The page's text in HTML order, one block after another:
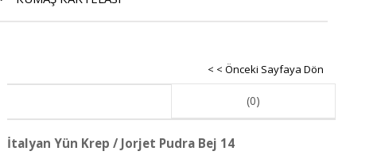
< < Önceki Sayfaya Dön
(0)
İtalyan Yün Krep / Jorjet Pudra Bej 14